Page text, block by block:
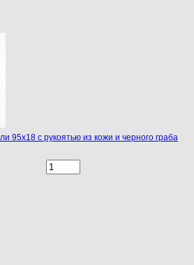
95х18 с рукоятью из кожи и черного граба